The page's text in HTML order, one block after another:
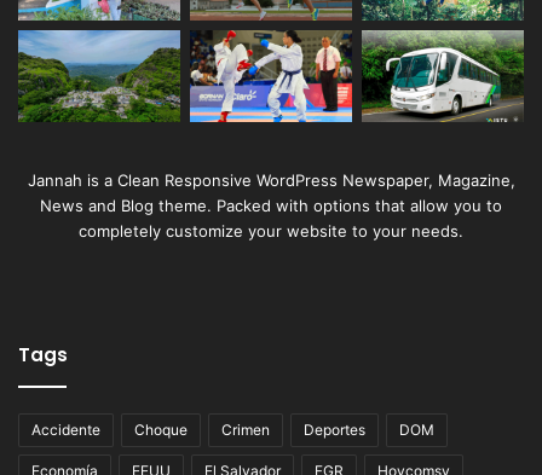
Jannah is a Clean Responsive WordPress Newspaper, Magazine,
News and Blog theme. Packed with options that allow you to
completely customize your website to your needs.
Tags
Accidente Choque Crimen Deportes DOM
Economía EEUU El Salvador FGR Hoycomsv